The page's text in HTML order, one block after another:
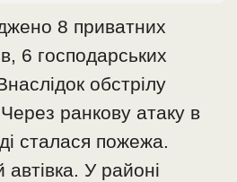
8 приватних
6 господарських
обстрілу
ранкову атаку в
сталася пожежа.
автівка. У районі